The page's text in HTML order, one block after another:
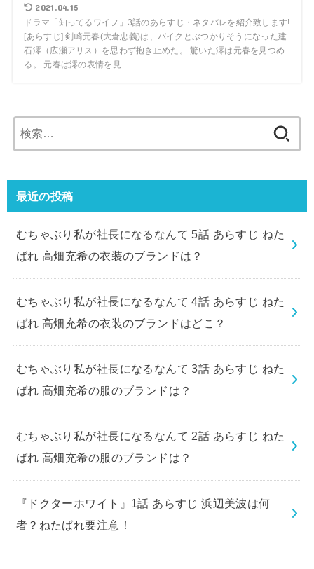
2021.04.15
ドラマ「知ってるワイフ」3話のあらすじ・ネタバレを紹介致します!
[あらすじ] 剣崎元春(大倉忠義)は、バイクとぶつかりそうになった建
石澪（広瀬アリス）を思わず抱き止めた。 驚いた澪は元春を見つめ
る。 元春は澪の表情を見...
索:
最近の投稿
むちゃぶり私が社長になるなんて 5話 あらすじ ねた
ばれ 高畑充希の衣装のブランドは？
むちゃぶり私が社長になるなんて 4話 あらすじ ねた
ばれ 高畑充希の衣装のブランドはどこ？
むちゃぶり私が社長になるなんて 3話 あらすじ ねた
ばれ 高畑充希の服のブランドは？
むちゃぶり私が社長になるなんて 2話 あらすじ ねた
ばれ 高畑充希の服のブランドは？
『ドクターホワイト』1話 あらすじ 浜辺美波は何
者？ねたばれ要注意！